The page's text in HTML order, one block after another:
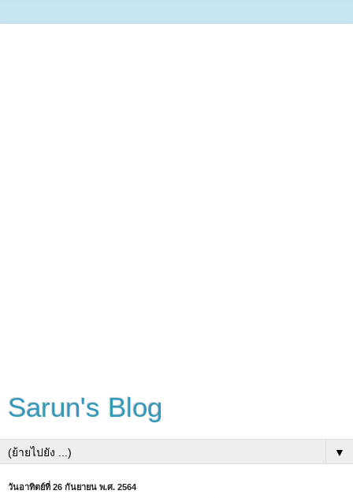
Sarun's Blog
▼
วันอาทิตย์ที่ 26 กันยายน พ.ศ. 2564